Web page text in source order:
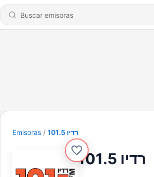
Emisoras רדיו 101.5
רדיו 101.5